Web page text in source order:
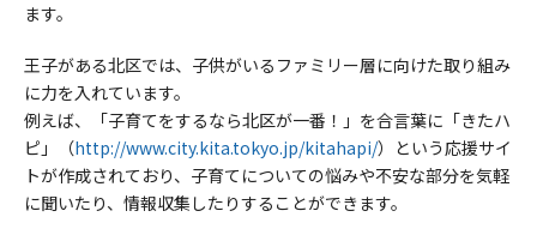
ます。
王子がある北区では、子供がいるファミリー層に向けた取り組み
に力を入れています。
例えば、「子育てをするなら北区が一番！」を合言葉に「きたハ
ピ」（http://www.city.kita.tokyo.jp/kitahapi/）という応援サイ
トが作成されており、子育てについての悩みや不安な部分を気軽
に聞いたり、情報収集したりすることができます。